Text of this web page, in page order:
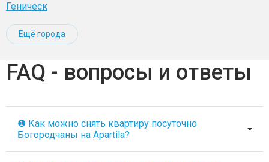
Геническ
Ещё города
FAQ - вопросы и ответы
❶ Как можно снять квартиру посуточно
Богородчаны на Apartila?